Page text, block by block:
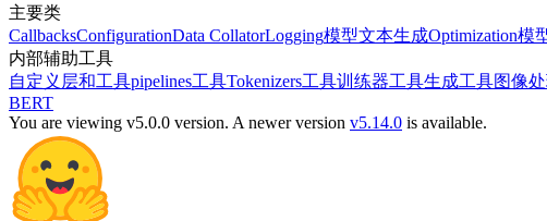
主要类
CallbacksConfigurationData CollatorLogging模型文本生成Optimization模
内部辅助工具
自定义层和工具pipelines工具Tokenizers工具训练器工具生成工具图像
BERT
You are viewing v5.0.0 version. A newer version v5.14.0 is available.